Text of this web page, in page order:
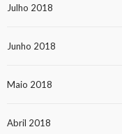
Julho 2018
Junho 2018
Maio 2018
Abril 2018